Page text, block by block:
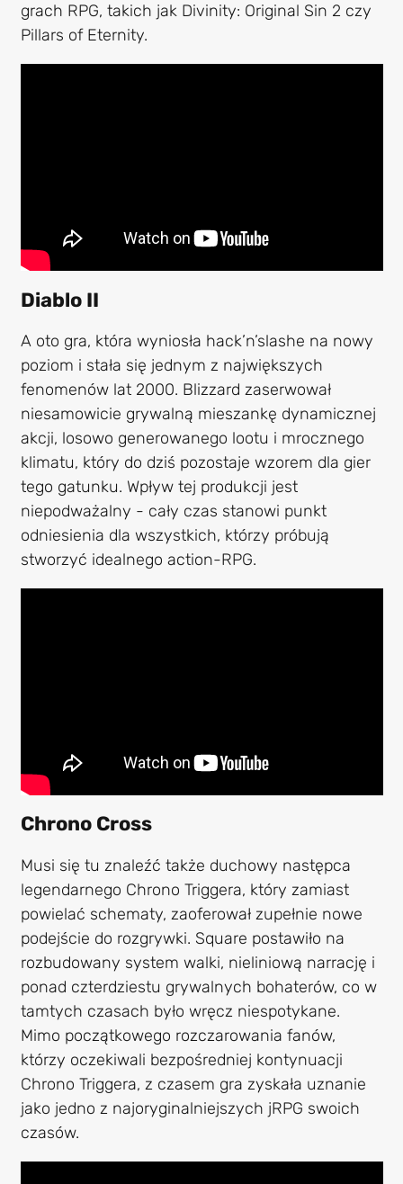
grach RPG, takich jak Divinity: Original Sin 2 czy
Pillars of Eternity.
Diablo II
A oto gra, która wyniosła hack’n’slashe na nowy
poziom i stała się jednym z największych
fenomenów lat 2000. Blizzard zaserwował
niesamowicie grywalną mieszankę dynamicznej
akcji, losowo generowanego lootu i mrocznego
klimatu, który do dziś pozostaje wzorem dla gier
tego gatunku. Wpływ tej produkcji jest
niepodważalny - cały czas stanowi punkt
odniesienia dla wszystkich, którzy próbują
stworzyć idealnego action-RPG.
Chrono Cross
Musi się tu znaleźć także duchowy następca
legendarnego Chrono Triggera, który zamiast
powielać schematy, zaoferował zupełnie nowe
podejście do rozgrywki. Square postawiło na
rozbudowany system walki, nieliniową narrację i
ponad czterdziestu grywalnych bohaterów, co w
tamtych czasach było wręcz niespotykane.
Mimo początkowego rozczarowania fanów,
którzy oczekiwali bezpośredniej kontynuacji
Chrono Triggera, z czasem gra zyskała uznanie
jako jedno z najoryginalniejszych jRPG swoich
czasów.